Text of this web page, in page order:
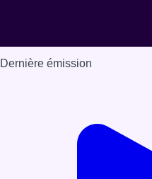
Dernière émission